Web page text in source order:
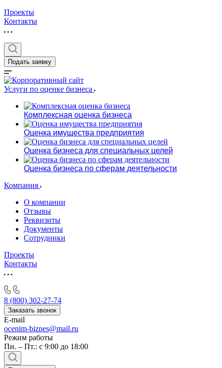
Проекты
Контакты
Подать заявку
Услуги по оценке бизнеса
Комплексная оценка бизнеса
Оценка имущества предприятия
Оценка бизнеса для специальных целей
Оценка бизнеса по сферам деятельности
Компания
О компании
Отзывы
Реквизиты
Документы
Сотрудники
Проекты
Контакты
8 (800) 302-27-74
Заказать звонок
E-mail
ocenim-biznes@mail.ru
Режим работы
Пн. – Пт.: с 9:00 до 18:00